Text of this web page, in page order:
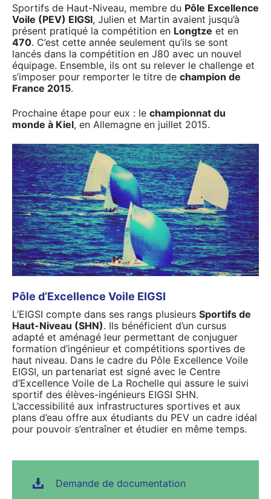
Sportifs de Haut-Niveau, membre du Pôle Excellence
Voile (PEV) EIGSI, Julien et Martin avaient jusqu’à
présent pratiqué la compétition en Longtze et en
470. C’est cette année seulement qu’ils se sont
lancés dans la compétition en J80 avec un nouvel
équipage. Ensemble, ils ont su relever le challenge et
s’imposer pour remporter le titre de champion de
France 2015.
Prochaine étape pour eux : le championnat du
monde à Kiel, en Allemagne en juillet 2015.
Pôle d’Excellence Voile EIGSI
L’EIGSI compte dans ses rangs plusieurs Sportifs de
Haut-Niveau (SHN). Ils bénéficient d’un cursus
adapté et aménagé leur permettant de conjuguer
formation d’ingénieur et compétitions sportives de
haut niveau. Dans le cadre du Pôle Excellence Voile
EIGSI, un partenariat est signé avec le Centre
d’Excellence Voile de La Rochelle qui assure le suivi
sportif des élèves-ingénieurs EIGSI SHN.
L’accessibilité aux infrastructures sportives et aux
plans d’eau offre aux étudiants du PEV un cadre idéal
pour pouvoir s’entraîner et étudier en même temps.
Demande de documentation